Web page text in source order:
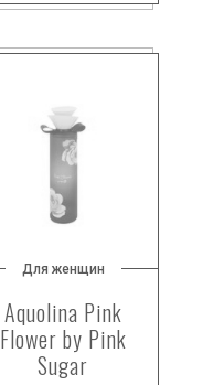
Для женщин
Aquolina Pink
Flower by Pink
Sugar